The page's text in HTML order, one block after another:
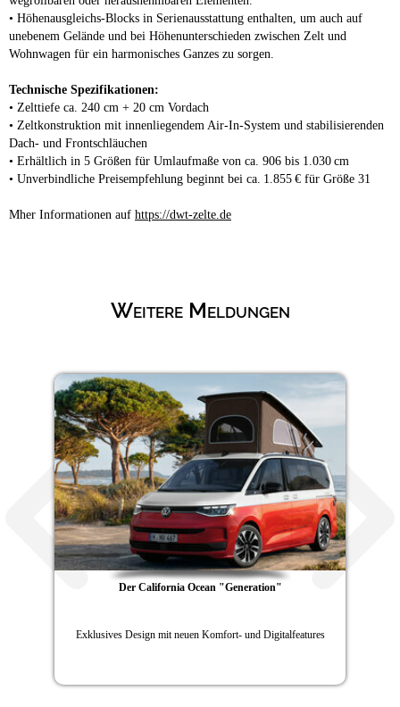
• Höhenausgleichs-Blocks in Serienausstattung enthalten, um auch auf
unebenem Gelände und bei Höhenunterschieden zwischen Zelt und
Wohnwagen für ein harmonisches Ganzes zu sorgen.
Technische Spezifikationen:
• Zelttiefe ca. 240 cm + 20 cm Vordach
• Zeltkonstruktion mit innenliegendem Air-In-System und stabilisierenden
Dach- und Frontschläuchen
• Erhältlich in 5 Größen für Umlaufmaße von ca. 906 bis 1.030 cm
• Unverbindliche Preisempfehlung beginnt bei ca. 1.855 € für Größe 31
Mher Informationen auf https://dwt-zelte.de
Weitere Meldungen
Ocean "Generation"
mit neuen Komfort- und Digitalfeatures